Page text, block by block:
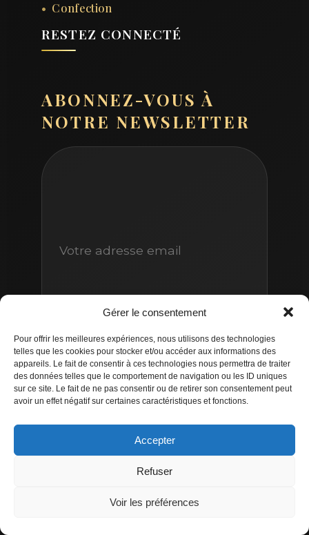
Gérer le consentement
Pour offrir les meilleures expériences, nous utilisons des technologies
telles que les cookies pour stocker et/ou accéder aux informations des
appareils. Le fait de consentir à ces technologies nous permettra de traiter
des données telles que le comportement de navigation ou les ID uniques
sur ce site. Le fait de ne pas consentir ou de retirer son consentement peut
avoir un effet négatif sur certaines caractéristiques et fonctions.
Accepter
Refuser
Voir les préférences
Confection
RESTEZ CONNECTÉ
ABONNEZ-VOUS À
NOTRE NEWSLETTER
S’ABONNER
|Politique de Confidentialité